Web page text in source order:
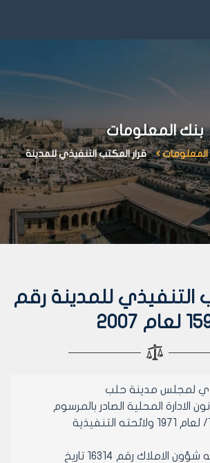
بنك المعلومات
المعلومات قرار المكتب التنفيذي للمدينة
التنفيذي للمدينة رقم
لعام 2007
لمجلس مدينة حلب
الادارة المحلية الصادر بالمرسوم
التشريعي رقم /15/ لعام 1971 ولائحته التنفيذية
وعلى كتاب مديريه شؤون الاملاك رقم 16314 تاريخ